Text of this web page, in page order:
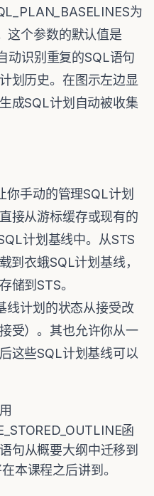
为
这个参数的默认值是
动识别重复的SQL语句
划历史。在图示左边显
成SQL计划自动被收集
手动的管理SQL计划
接从游标缓存或现有的
计划基线中。从STS
到衣蛾SQL计划基线，
储到STS。
线计划的状态从接受改
受）。其也允许你从一
这些SQL计划基线可以
函
句从概要大纲中迁移到
本课程之后讲到。